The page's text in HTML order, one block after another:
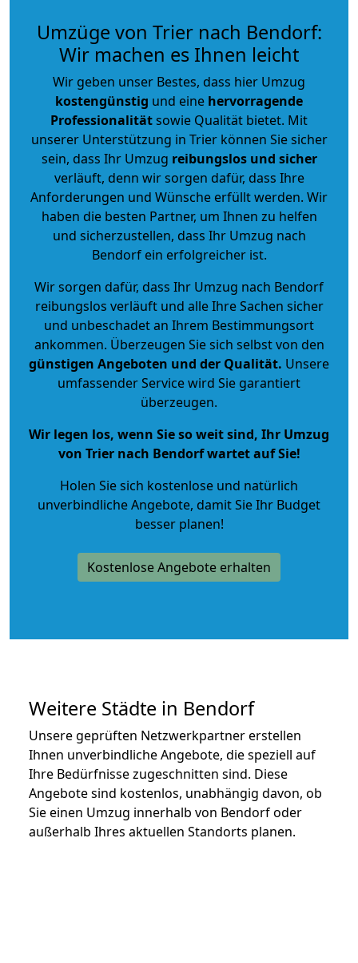
Umzüge von Trier nach Bendorf:
Wir machen es Ihnen leicht
Wir geben unser Bestes, dass hier Umzug
kostengünstig und eine hervorragende
Professionalitätsowie Qualität bietet. Mit
unserer Unterstützung in Trier können Sie sicher
sein, dass Ihr Umzug reibungslos und sicher
verläuft, denn wir sorgen dafür, dass Ihre
Anforderungen und Wünsche erfüllt werden. Wir
haben die besten Partner, um Ihnen zu helfen
und sicherzustellen, dass Ihr Umzug nach
Bendorf ein erfolgreicher ist.
Wir sorgen dafür, dass Ihr Umzug nach Bendorf
reibungslos verläuft und alle Ihre Sachen sicher
und unbeschadet an Ihrem Bestimmungsort
ankommen. Überzeugen Sie sich selbst von den
günstigen Angeboten und der Qualität. Unsere
umfassender Service wird Sie garantiert
überzeugen.
Wir legen los, wenn Sie so weit sind, Ihr Umzug
von Trier nach Bendorf wartet auf Sie!
Holen Sie sich kostenlose und natürlich
unverbindliche Angebote, damit Sie Ihr Budget
besser planen!
Kostenlose Angebote erhalten
Weitere Städte in Bendorf
Unsere geprüften Netzwerkpartner erstellen
Ihnen unverbindliche Angebote, die speziell auf
Ihre Bedürfnisse zugeschnitten sind. Diese
Angebote sind kostenlos, unabhängig davon, ob
Sie einen Umzug innerhalb von Bendorf oder
außerhalb Ihres aktuellen Standorts planen.